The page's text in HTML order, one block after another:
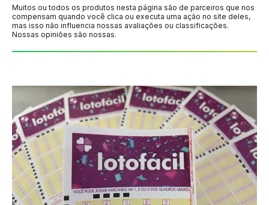
Muitos ou todos os produtos nesta página são de parceiros que nos
compensam quando você clica ou executa uma ação no site deles,
mas isso não influencia nossas avaliações ou classificações.
Nossas opiniões são nossas.